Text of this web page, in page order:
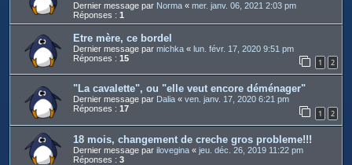
Dernier message par Norma « mer. janv. 06, 2021 2:03 pm
Réponses : 1
Etre mère, ce bordel
Dernier message par michka « lun. févr. 17, 2020 9:51 pm
Réponses : 15 1 2
"La cavalette", ou "elle veut encore déménager"
Dernier message par Dalia « ven. janv. 17, 2020 6:21 pm
Réponses : 17 1 2
18 mois, changement de creche gros probleme!!!
Dernier message par ilovegina « jeu. déc. 26, 2019 11:22 pm
Réponses : 3